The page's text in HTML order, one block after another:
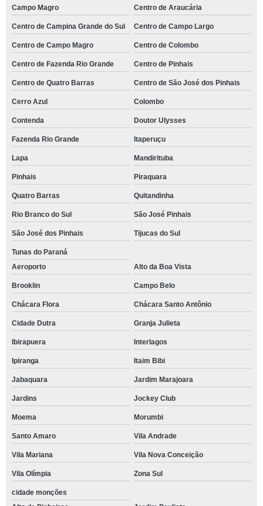
Campo Magro Centro de Araucária
Centro de Campina Grande do Sul Centro de Campo Largo
Centro de Campo Magro Centro de Colombo
Centro de Fazenda Rio Grande Centro de Pinhais
Centro de Quatro Barras Centro de São José dos Pinhais
Cerro Azul Colombo
Contenda Doutor Ulysses
Fazenda Rio Grande Itaperuçu
Lapa Mandirituba
Pinhais Piraquara
Quatro Barras Quitandinha
Rio Branco do Sul São José Pinhais
São José dos Pinhais Tijucas do Sul
Tunas do Paraná
Aeroporto
Alto da Boa Vista
Brooklin Campo Belo
Chácara Flora Chácara Santo Antônio
Cidade Dutra Granja Julieta
Ibirapuera Interlagos
Ipiranga Itaim Bibi
Jabaquara Jardim Marajoara
Jardins Jockey Club
Moema Morumbi
Santo Amaro Vila Andrade
Vila Mariana Vila Nova Conceição
Vila Olímpia Zona Sul
cidade monções